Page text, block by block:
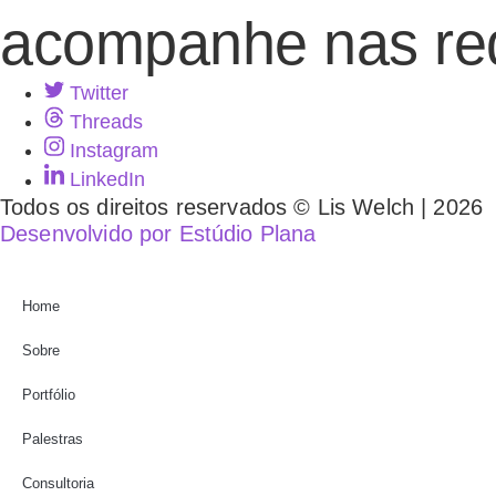
acompanhe nas
Twitter
Threads
Instagram
LinkedIn
Todos os direitos reservados © Lis Welch | 2026
Desenvolvido por Estúdio Plana
Home
Sobre
Portfólio
Palestras
Consultoria